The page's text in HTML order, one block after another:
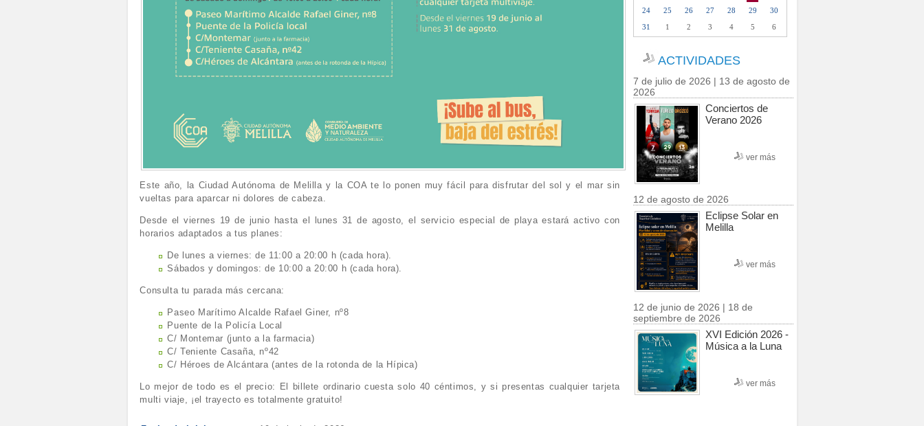
Este año, la Ciudad Autónoma de Melilla y la COA te lo ponen muy fácil para disfrutar del sol y el mar sin
vueltas para aparcar ni dolores de cabeza.
Desde el viernes 19 de junio hasta el lunes 31 de agosto, el servicio especial de playa estará activo con
horarios adaptados a tus planes:
De lunes a viernes: de 11:00 a 20:00 h (cada hora).
Sábados y domingos: de 10:00 a 20:00 h (cada hora).
Consulta tu parada más cercana:
Paseo Marítimo Alcalde Rafael Giner, nº8
Puente de la Policía Local
C/ Montemar (junto a la farmacia)
C/ Teniente Casaña, nº42
C/ Héroes de Alcántara (antes de la rotonda de la Hípica)
Lo mejor de todo es el precio: El billete ordinario cuesta solo 40 céntimos, y si presentas cualquier tarjeta
multi viaje, ¡el trayecto es totalmente gratuito!
24
25 26 27 28 29
30
31
1 2 3 4 5 6
ACTIVIDADES
7 de julio de 2026 | 13 de agosto de
2026
Conciertos de
Verano 2026
ver más
12 de agosto de 2026
Eclipse Solar en
Melilla
ver más
12 de junio de 2026 | 18 de
septiembre de 2026
XVI Edición 2026 -
Música a la Luna
ver más